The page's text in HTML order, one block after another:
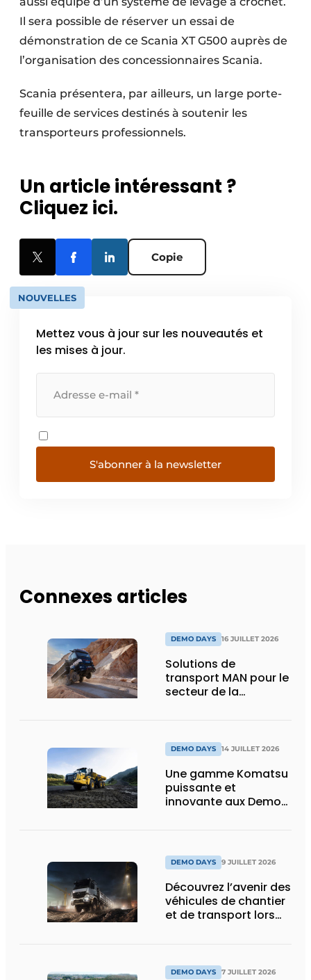
Il sera possible de réserver un essai de
démonstration de ce Scania XT G500 auprès de
l’organisation des concessionnaires Scania.
Scania présentera, par ailleurs, un large porte­
feuille de services destinés à soutenir les
transporteurs professionnels.
Un article intéressant ?
Cliquez ici.
Copie
NOUVELLES
Mettez vous à jour sur les nouveautés et
les mises à jour.
S'abonner à la newsletter
Connexes articles
DEMO DAYS 16 JUILLET 2026
Solutions de
transport MAN pour le
secteur de la
DEMO DAYS 14 JUILLET 2026
Une gamme Komatsu
puissante et
innovante aux Demo
DEMO DAYS 9 JUILLET 2026
Découvrez l’avenir des
véhicules de chantier
et de transport lors
DEMO DAYS 7 JUILLET 2026